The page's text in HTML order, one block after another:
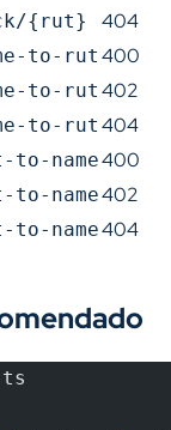
{rut}
404
to-rut 400
to-rut 402
to-rut 404
to-name400
to-name402
to-name404